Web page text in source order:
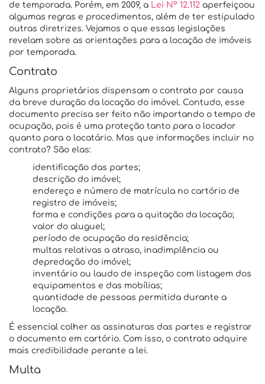
de temporada. Porém, em 2009, a Lei Nº 12.112 aperfeiçoou
algumas regras e procedimentos, além de ter estipulado
outras diretrizes. Vejamos o que essas legislações
revelam sobre as orientações para a locação de imóveis
por temporada.
Contrato
Alguns proprietários dispensam o contrato por causa
da breve duração da locação do imóvel. Contudo, esse
documento precisa ser feito não importando o tempo de
ocupação, pois é uma proteção tanto para o locador
quanto para o locatário. Mas que informações incluir no
contrato? São elas:
identificação das partes;
descrição do imóvel;
endereço e número de matrícula no cartório de
registro de imóveis;
forma e condições para a quitação da locação;
valor do aluguel;
período de ocupação da residência;
multas relativas a atraso, inadimplência ou
depredação do imóvel;
inventário ou laudo de inspeção com listagem dos
equipamentos e das mobílias;
quantidade de pessoas permitida durante a
locação.
É essencial colher as assinaturas das partes e registrar
o documento em cartório. Com isso, o contrato adquire
mais credibilidade perante a lei.
Multa